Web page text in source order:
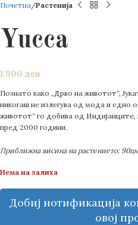
Почетна Растенија
Yucca
1.900 ден
Познато како „Дрво на животот“,
никогаш не излегува од мода и едно
животот“ го добива од Индијанците,
пред 2000 години.
Приближна висина на растението:
Нема на залиха
Добиј нотификација
овој